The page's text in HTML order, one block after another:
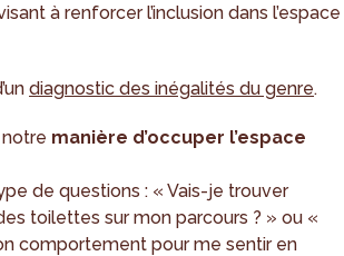
à renforcer l’inclusion dans l’espace
diagnostic des inégalités du genre.
manière d’occuper l’espace
de questions : « Vais-je trouver
toilettes sur mon parcours ? » ou «
comportement pour me sentir en